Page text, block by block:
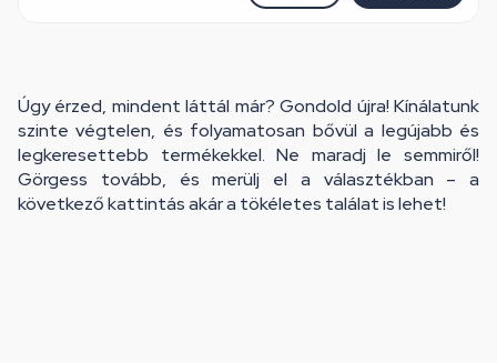
Úgy érzed, mindent láttál már? Gondold újra! Kínálatunk
szinte végtelen, és folyamatosan bővül a legújabb és
legkeresettebb termékekkel. Ne maradj le semmiről!
Görgess tovább, és merülj el a választékban – a
következő kattintás akár a tökéletes találat is lehet!